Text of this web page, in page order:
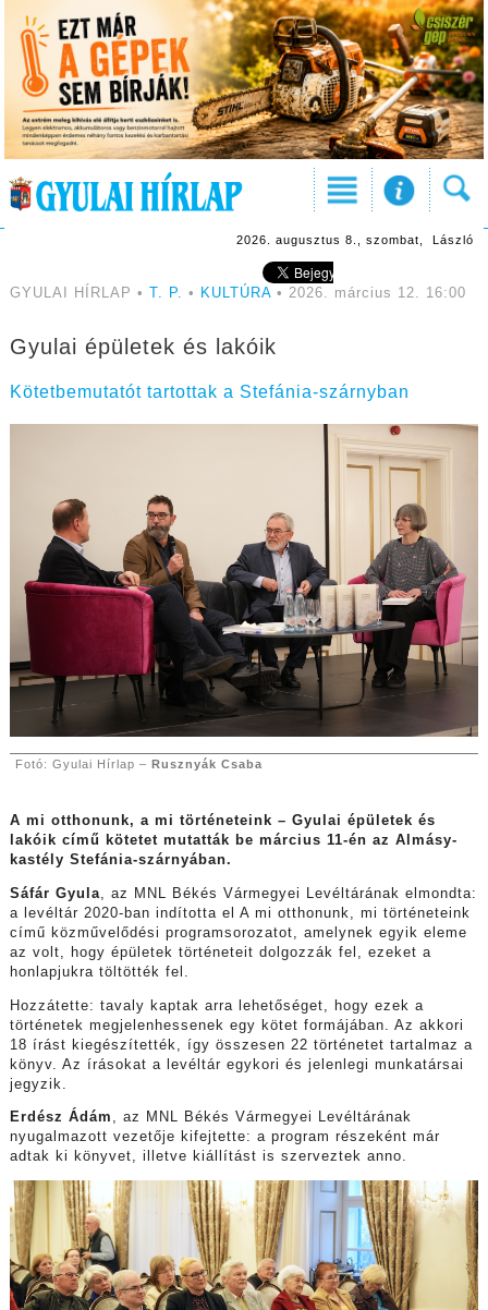
2026. augusztus 8., szombat, László
GYULAI HÍRLAP • T. P. • KULTÚRA• 2026. március 12. 16:00
Gyulai épületek és lakóik
Kötetbemutatót tartottak a Stefánia-szárnyban
Fotó: Gyulai Hírlap – Rusznyák Csaba
A mi otthonunk, a mi történeteink – Gyulai épületek és
lakóik című kötetet mutatták be március 11-én az Almásy-
kastély Stefánia-szárnyában.
Sáfár Gyula, az MNL Békés Vármegyei Levéltárának elmondta:
a levéltár 2020-ban indította el A mi otthonunk, mi történeteink
című közművelődési programsorozatot, amelynek egyik eleme
az volt, hogy épületek történeteit dolgozzák fel, ezeket a
honlapjukra töltötték fel.
Hozzátette: tavaly kaptak arra lehetőséget, hogy ezek a
történetek megjelenhessenek egy kötet formájában. Az akkori
18 írást kiegészítették, így összesen 22 történetet tartalmaz a
könyv. Az írásokat a levéltár egykori és jelenlegi munkatársai
jegyzik.
Erdész Ádám , az MNL Békés Vármegyei Levéltárának
nyugalmazott vezetője kifejtette: a program részeként már
adtak ki könyvet, illetve kiállítást is szerveztek anno.